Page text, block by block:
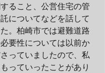
ること、公営住宅の管
についてなどを話して
。柏崎市では避難道路
要性については以前か
っていましたので、私
っていったことがあり